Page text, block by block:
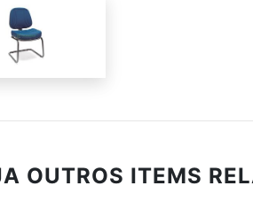
OUTROS ITEMS